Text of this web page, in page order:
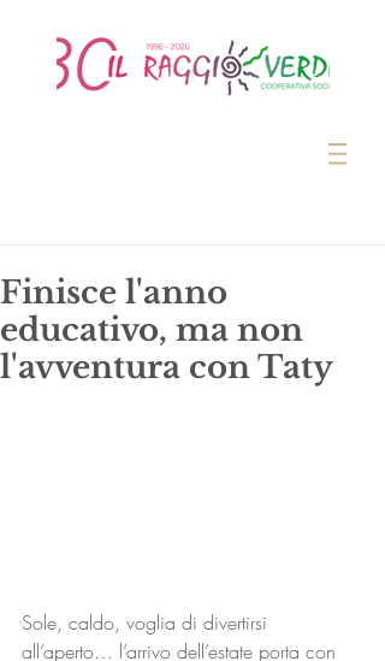
Finisce l'anno
educativo, ma non
l'avventura con Taty
Sole, caldo, voglia di divertirsi
all’aperto… l’arrivo dell’estate porta con